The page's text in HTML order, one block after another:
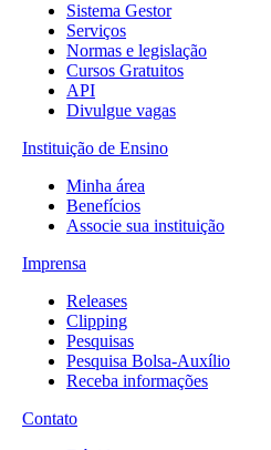
Sistema Gestor
Serviços
Normas e legislação
Cursos Gratuitos
API
Divulgue vagas
Instituição de Ensino
Minha área
Benefícios
Associe sua instituição
Imprensa
Releases
Clipping
Pesquisas
Pesquisa Bolsa-Auxílio
Receba informações
Contato